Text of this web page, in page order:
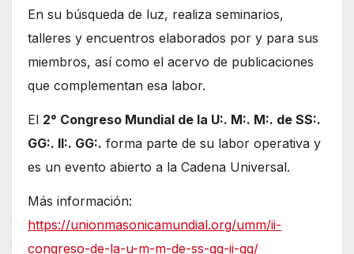
En su búsqueda de luz, realiza seminarios,
talleres y encuentros elaborados por y para sus
miembros, así como el acervo de publicaciones
que complementan esa labor.
El 2° Congreso Mundial de la U:. M:. M:. de SS:.
GG:. II:. GG:. forma parte de su labor operativa y
es un evento abierto a la Cadena Universal.
Más información:
https://unionmasonicamundial.org/umm/ii-
congreso-de-la-u-m-m-de-ss-gg-ii-gg/